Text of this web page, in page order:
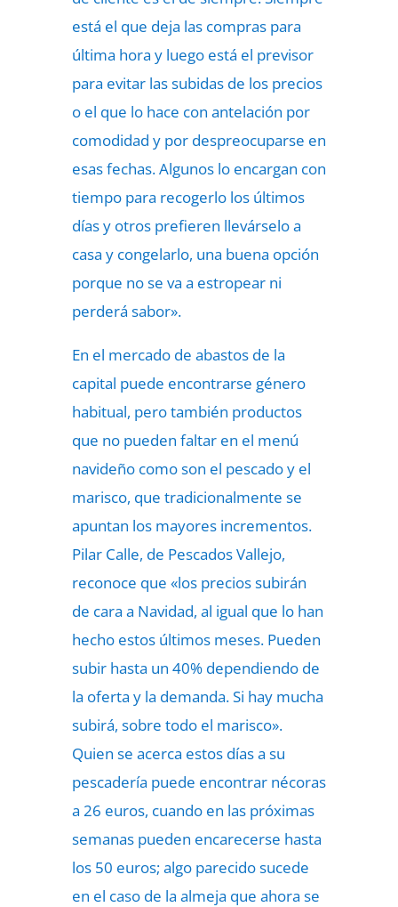
está el que deja las compras para
última hora y luego está el previsor
para evitar las subidas de los precios
o el que lo hace con antelación por
comodidad y por despreocuparse en
esas fechas. Algunos lo encargan con
tiempo para recogerlo los últimos
días y otros prefieren llevárselo a
casa y congelarlo, una buena opción
porque no se va a estropear ni
perderá sabor».
En el mercado de abastos de la
capital puede encontrarse género
habitual, pero también productos
que no pueden faltar en el menú
navideño como son el pescado y el
marisco, que tradicionalmente se
apuntan los mayores incrementos.
Pilar Calle, de Pescados Vallejo,
reconoce que «los precios subirán
de cara a Navidad, al igual que lo han
hecho estos últimos meses. Pueden
subir hasta un 40% dependiendo de
la oferta y la demanda. Si hay mucha
subirá, sobre todo el marisco».
Quien se acerca estos días a su
pescadería puede encontrar nécoras
a 26 euros, cuando en las próximas
semanas pueden encarecerse hasta
los 50 euros; algo parecido sucede
en el caso de la almeja que ahora se